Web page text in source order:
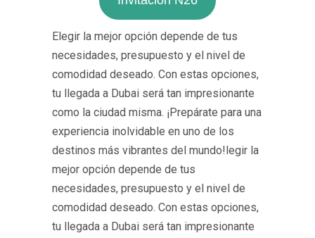
Elegir la mejor opción depende de tus
necesidades, presupuesto y el nivel de
comodidad deseado. Con estas opciones,
tu llegada a Dubai será tan impresionante
como la ciudad misma. ¡Prepárate para una
experiencia inolvidable en uno de los
destinos más vibrantes del mundo!legir la
mejor opción depende de tus
necesidades, presupuesto y el nivel de
comodidad deseado. Con estas opciones,
tu llegada a Dubai será tan impresionante